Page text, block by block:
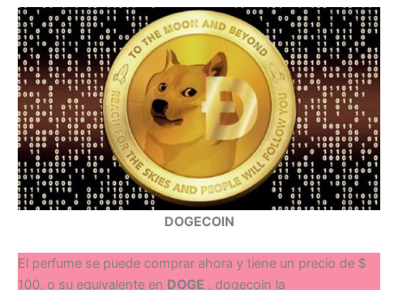
DOGECOIN
El perfume se puede comprar ahora y tiene un precio de $
100. o su equivalente en DOGE , dogecoin la